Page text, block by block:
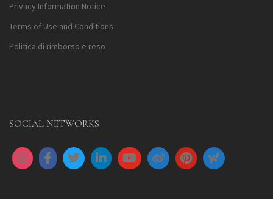
Privacy Information Notice
Terms of Use and Conditions
Politica di rimborso e reso
SOCIAL NETWORKS